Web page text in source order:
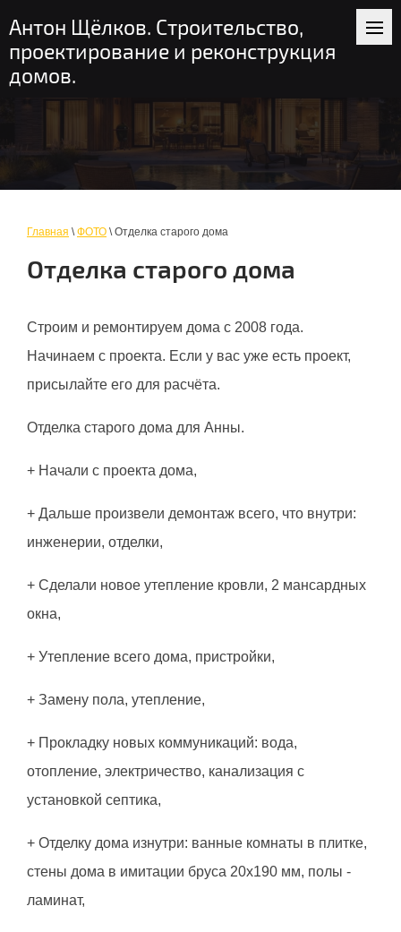
Антон Щёлков. Строительство,
проектирование и реконструкция
домов.
Москва и область
Главная \ФОТО \ Отделка старого дома
Отделка старого дома
Строим и ремонтируем дома с 2008 года.
Начинаем с проекта. Если у вас уже есть проект,
присылайте его для расчёта.
Отделка старого дома для Анны.
+ Начали с проекта дома,
+ Дальше произвели демонтаж всего, что внутри:
инженерии, отделки,
+ Сделали новое утепление кровли, 2 мансардных
окна,
+ Утепление всего дома, пристройки,
+ Замену пола, утепление,
+ Прокладку новых коммуникаций: вода,
отопление, электричество, канализация с
установкой септика,
+ Отделку дома изнутри: ванные комнаты в плитке,
стены дома в имитации бруса 20х190 мм, полы -
ламинат,